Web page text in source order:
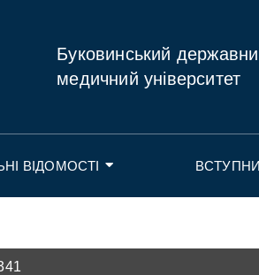
Буковинський
медичний університет
ВІДОМОСТІ